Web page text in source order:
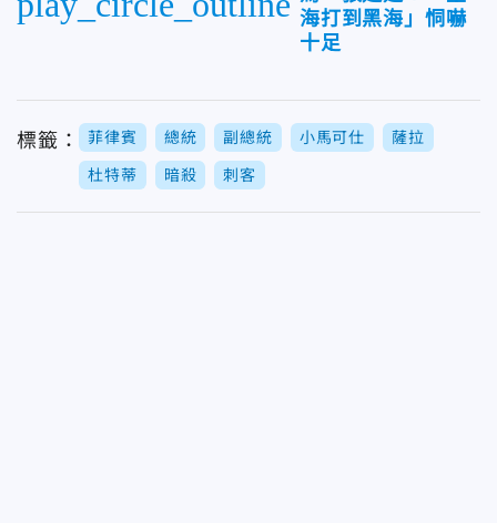
海打到黑海」恫嚇
十足
標籤： 菲律賓 總統 副總統 小馬可仕 薩拉
杜特蒂 暗殺 刺客